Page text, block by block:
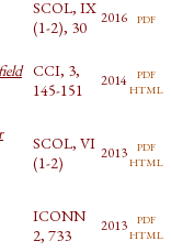
SCOL, IX
(1-2), 30
2016 pdf
CCI, 3,
145-151
2014 pdf
html
SCOL, VI
(1-2)
2013 pdf
html
ICONN
2, 733
2013 pdf
html